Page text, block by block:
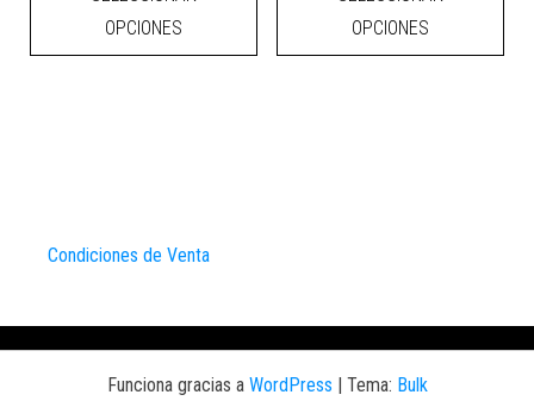
OPCIONES
OPCIONES
Condiciones de Venta
Funciona gracias a WordPress Tema: Bulk